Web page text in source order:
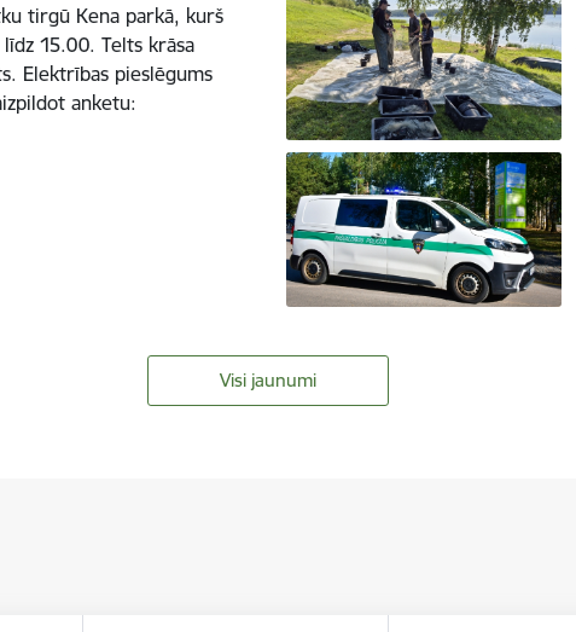
tirgū Kena parkā, kurš
15.00. Telts krāsa
Elektrības pieslēgums
anketu:
Visi jaunumi